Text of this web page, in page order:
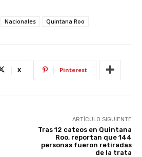
Nacionales Quintana Roo
X Pinterest
ARTÍCULO SIGUIENTE
Tras 12 cateos en Quintana
Roo, reportan que 144
personas fueron retiradas
de la trata